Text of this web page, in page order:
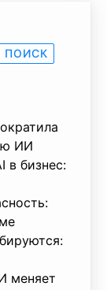
ПОИСК
ИИ
в бизнес:
меняет